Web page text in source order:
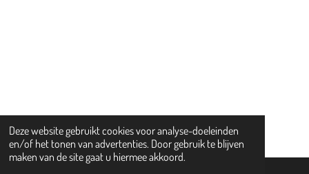
Deze website gebruikt cookies voor analyse-doeleinden
en/of het tonen van advertenties. Door gebruik te blijven
maken van de site gaat u hiermee akkoord.